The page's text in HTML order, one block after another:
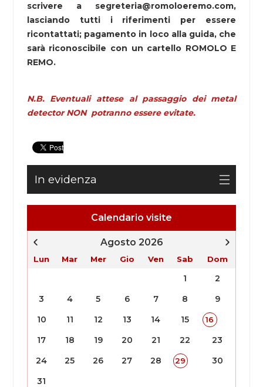
Calendario visite
Agosto 2026
Lun Mar Mer Gio Ven Sab Dom
1
2
3
4 5 6 7 8
9
10
11 12 13 14 15 16
17 18 19 20 21 22
23
24
25 26 27 28 29
30
31
scrivere a segreteria@romoloeremo.com,
lasciando tutti i riferimenti per essere
ricontattati; pagamento in loco alla guida, che
sarà riconoscibile con un cartello ROMOLO E
REMO.
N.B. Eventuali attese al passaggio dei metal
detector NON potranno essere evitate.
In evidenza